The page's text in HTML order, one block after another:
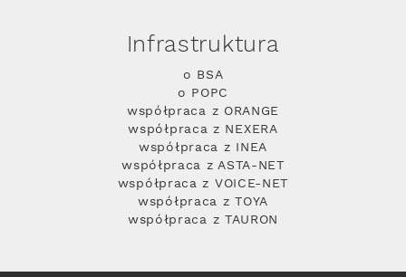
Infrastruktura
o BSA
o POPC
współpraca z ORANGE
współpraca z NEXERA
współpraca z INEA
współpraca z ASTA-NET
współpraca z VOICE-NET
współpraca z TOYA
współpraca z TAURON